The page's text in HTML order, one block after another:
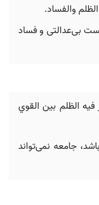
والفساد.
بی‌عدالتی و فساد
الظلم بين القوي
جامعه نمی‌تواند